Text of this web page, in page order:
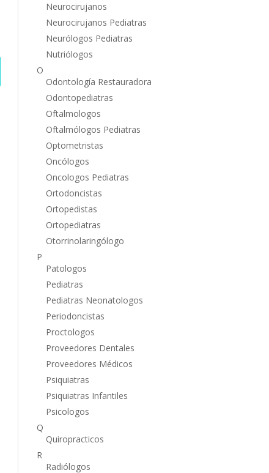
Neurocirujanos
Neurocirujanos Pediatras
Neurólogos Pediatras
Nutriólogos
O
Odontología Restauradora
Odontopediatras
Oftalmologos
Oftalmólogos Pediatras
Optometristas
Oncólogos
Oncologos Pediatras
Ortodoncistas
Ortopedistas
Ortopediatras
Otorrinolaringólogo
P
Patologos
Pediatras
Pediatras Neonatologos
Periodoncistas
Proctologos
Proveedores Dentales
Proveedores Médicos
Psiquiatras
Psiquiatras Infantiles
Psicologos
Q
Quiropracticos
R
Radiólogos